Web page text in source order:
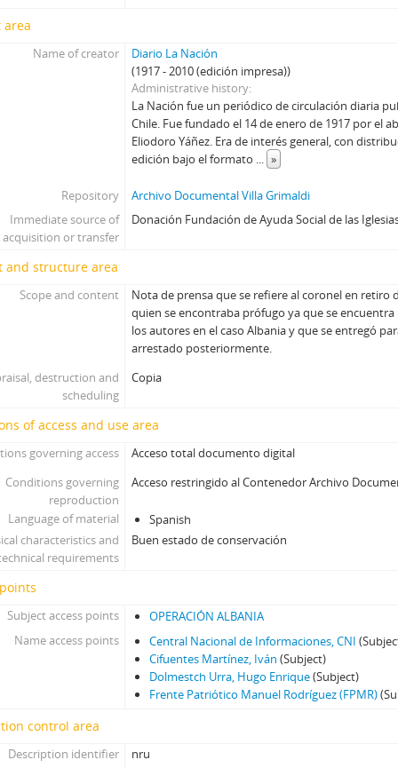
area
Name of creator
Diario La Nación
(1917 - 2010 (edición impresa))
Administrative history
La Nación fue un periódico de circulación diaria
Chile. Fue fundado el 14 de enero de 1917 por el
Eliodoro Yáñez. Era de interés general, con
edición bajo el formato ... »
Repository
Archivo Documental Villa Grimaldi
Immediate source of
acquisition or transfer
Donación Fundación de Ayuda Social de las
and structure area
Scope and content
Nota de prensa que se refiere al coronel en retiro
quien se encontraba prófugo ya que se
los autores en el caso Albania y que se entregó
arrestado posteriormente.
destruction and
scheduling
Copia
of access and use area
governing access
Acceso total documento digital
Conditions governing
reproduction
Acceso restringido al Contenedor Archivo
Language of material
Spanish
characteristics and
requirements
Buen estado de conservación
Subject access points
OPERACIÓN ALBANIA
Name access points
Central Nacional de Informaciones, CNI
Cifuentes Martínez, Iván (Subject)
Dolmestch Urra, Hugo Enrique(Subject)
Frente Patriótico Manuel Rodríguez (FPMR)
control area
Description identifier
nru